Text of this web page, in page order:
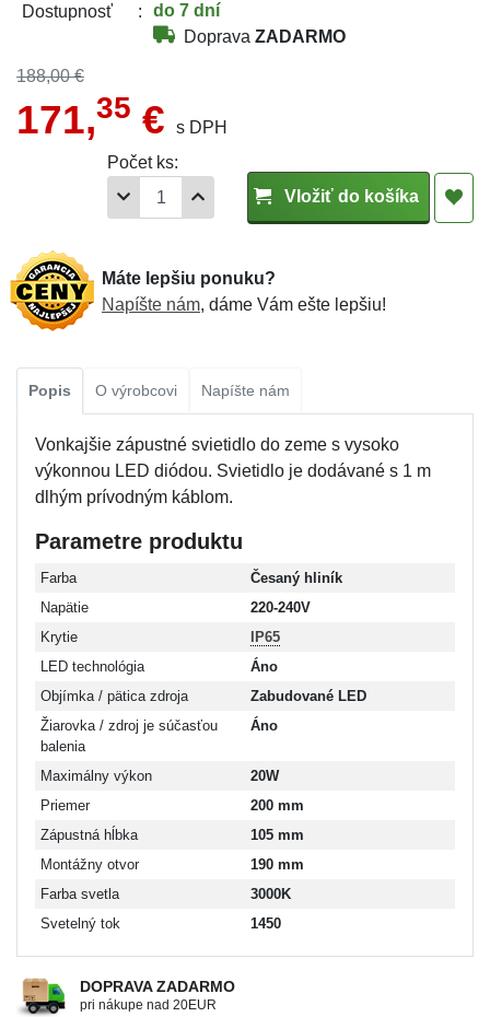
Dostupnosť
do 7 dní
Doprava ZADARMO
188,00 €
171,35 €
s DPH
Počet ks:
Vložiť do košíka
Máte lepšiu ponuku?
Napíšte nám, dáme Vám ešte lepšiu!
Popis O výrobcovi Napíšte nám
Vonkajšie zápustné svietidlo do zeme s vysoko
výkonnou LED diódou. Svietidlo je dodávané s 1 m
dlhým prívodným káblom.
Parametre produktu
Farba
Česaný hliník
Napätie
220-240V
Krytie
IP65
LED technológia
Áno
Objímka / pätica zdroja
Zabudované LED
Žiarovka / zdroj je súčasťou
balenia
Áno
Maximálny výkon
20W
Priemer
200 mm
Zápustná hĺbka
105 mm
Montážny otvor
190 mm
Farba svetla
3000K
Svetelný tok
1450
DOPRAVA ZADARMO
pri nákupe nad 20EUR